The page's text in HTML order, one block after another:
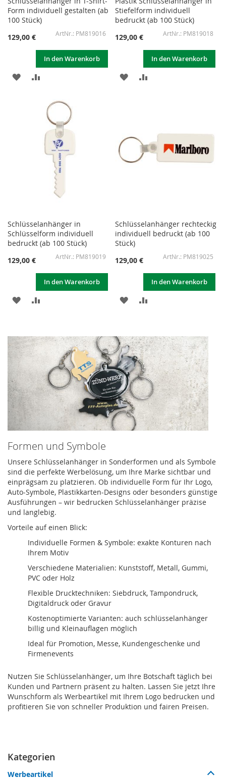
Form individuell gestalten (ab
100 Stück)
129,00 €
PM819016
In den Warenkorb
ZUR
HINZUFÜGEN
HINZUFÜGEN
Stiefelform individuell
bedruckt (ab 100 Stück)
129,00 €
PM819018
In den Warenkorb
ZUR
Schlüsselanhänger in
Schlüsselform individuell
bedruckt (ab 100 Stück)
129,00 €
PM819019
In den Warenkorb
ZUR
HINZUFÜGEN
HINZUFÜGEN
Schlüsselanhänger rechteckig
individuell bedruckt (ab 100
Stück)
129,00 €
PM819025
In den Warenkorb
ZUR
HINZUFÜGEN
HINZUFÜGEN
Formen und Symbole
Unsere Schlüsselanhänger in Sonderformen und als Symbole
sind die perfekte Werbelösung, um Ihre Marke sichtbar und
einprägsam zu platzieren. Ob individuelle Form für Ihr Logo,
Auto-Symbole, Plastikkarten-Designs oder besonders günstige
Ausführungen – wir bedrucken Schlüsselanhänger präzise
und langlebig.
Vorteile auf einen Blick:
Individuelle Formen & Symbole: exakte Konturen nach
Ihrem Motiv
Verschiedene Materialien: Kunststoff, Metall, Gummi,
PVC oder Holz
Flexible Drucktechniken: Siebdruck, Tampondruck,
Digitaldruck oder Gravur
Kostenoptimierte Varianten: auch schlüsselanhänger
billig und Kleinauflagen möglich
Ideal für Promotion, Messe, Kundengeschenke und
Firmenevents
Nutzen Sie Schlüsselanhänger, um Ihre Botschaft täglich bei
Kunden und Partnern präsent zu halten. Lassen Sie jetzt Ihre
Wunschform als Werbeartikel mit Ihrem Logo bedrucken und
profitieren Sie von schneller Produktion und fairen Preisen.
Kategorien
Werbeartikel